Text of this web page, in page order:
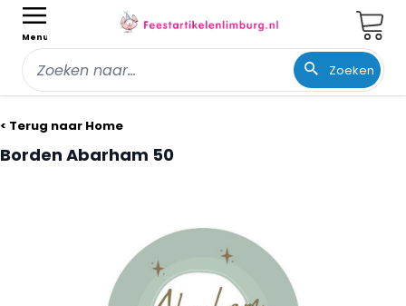
Menu
Zoeken
< Terug naar Home
Borden Abarham 50